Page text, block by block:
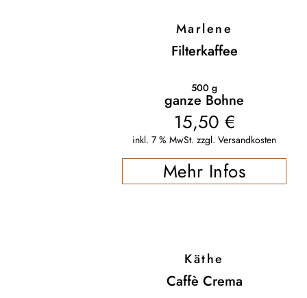
Marlene
Filterkaffee
500 g
ganze Bohne
15,50 €
inkl. 7 % MwSt. zzgl. Versandkosten
Mehr Infos
Käthe
Caffè Crema